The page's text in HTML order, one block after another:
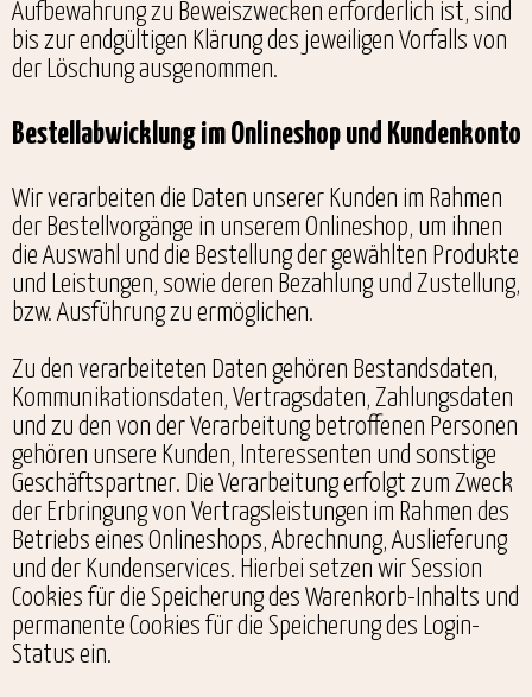
Aufbewahrung zu Beweiszwecken erforderlich ist, sind
bis zur endgültigen Klärung des jeweiligen Vorfalls von
der Löschung ausgenommen.
Bestellabwicklung im Onlineshop und Kundenkonto
Wir verarbeiten die Daten unserer Kunden im Rahmen
der Bestellvorgänge in unserem Onlineshop, um ihnen
die Auswahl und die Bestellung der gewählten Produkte
und Leistungen, sowie deren Bezahlung und Zustellung,
bzw. Ausführung zu ermöglichen.
Zu den verarbeiteten Daten gehören Bestandsdaten,
Kommunikationsdaten, Vertragsdaten, Zahlungsdaten
und zu den von der Verarbeitung betroffenen Personen
gehören unsere Kunden, Interessenten und sonstige
Geschäftspartner. Die Verarbeitung erfolgt zum Zweck
der Erbringung von Vertragsleistungen im Rahmen des
Betriebs eines Onlineshops, Abrechnung, Auslieferung
und der Kundenservices. Hierbei setzen wir Session
Cookies für die Speicherung des Warenkorb-Inhalts und
permanente Cookies für die Speicherung des Login-
Status ein.